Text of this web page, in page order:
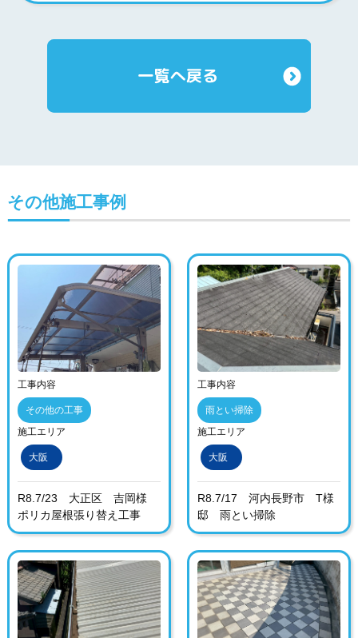
その他施工事例
工事内容
その他の工事
施工エリア
大阪
R8.7/23 大正区 吉岡様
ポリカ屋根張り替え工事
工事内容
雨とい掃除
施工エリア
大阪
R8.7/17 河内長野市 T様
邸 雨とい掃除